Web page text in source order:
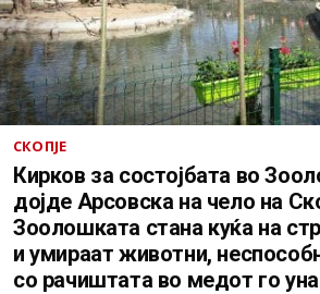
СКОПЈЕ
Кирков за состојбата во
дојде Арсовска на чело на
Зоолошката стана куќа на
и умираат животни,
со рачиштата во медот го